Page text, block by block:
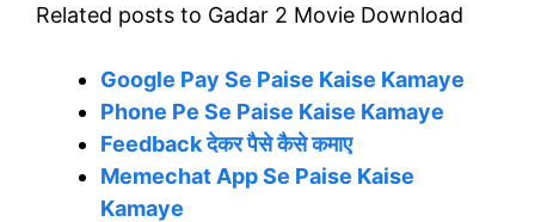
Related posts to Gadar 2 Movie Download
Google Pay Se Paise Kaise Kamaye
Phone Pe Se Paise Kaise Kamaye
Feedback देकर पैसे कैसे कमाए
Memechat App Se Paise Kaise
Kamaye